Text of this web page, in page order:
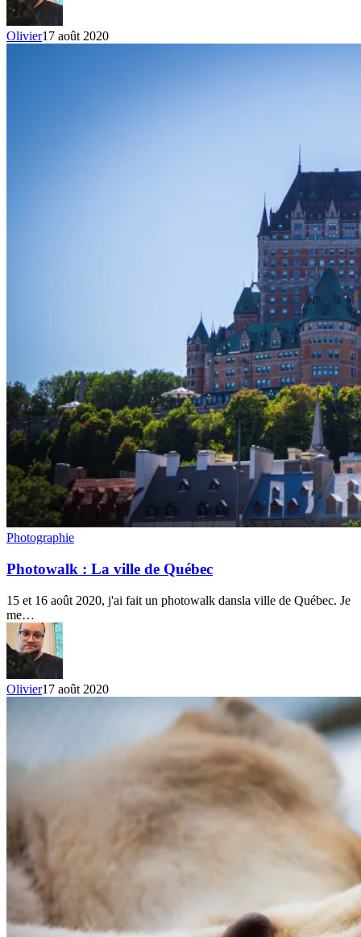
Olivier17 août 2020
Photowalk
La
ville
de
Québec
Photographie
Photowalk : La ville de Québec
15 et 16 août 2020, j'ai fait un photowalk dansla ville de Québec. Je
me…
Olivier17 août 2020